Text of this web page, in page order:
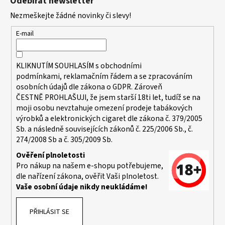
Nezmeškejte žádné novinky či slevy!
E-mail
KLIKNUTÍM SOUHLASÍM sobchodními
podmínkami, reklamačním řádem a se zpracováním
osobních údajů dle zákona oGDPR. Zároveň
ČESTNĚ PROHLAŠUJI, že jsem starší 18ti let, tudíž se na
moji osobu nevztahuje omezení prodeje tabákových
výrobků a elektronických cigaret dle zákona č. 379/2005
Sb. a následně souvisejících zákonů č. 225/2006 Sb., č.
274/2008 Sb a č. 305/2009 Sb.
Ověření plnoletosti
Pro nákup na našem e-shopu potřebujeme,
dle nařízení zákona, ověřit Vaši plnoletost.
Vaše osobní údaje nikdy neukládáme!
PŘIHLÁSIT SE